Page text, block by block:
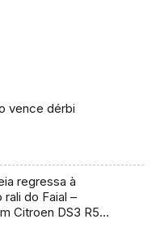
vence dérbi
regressa à
do Faial –
Citroen DS3 R5